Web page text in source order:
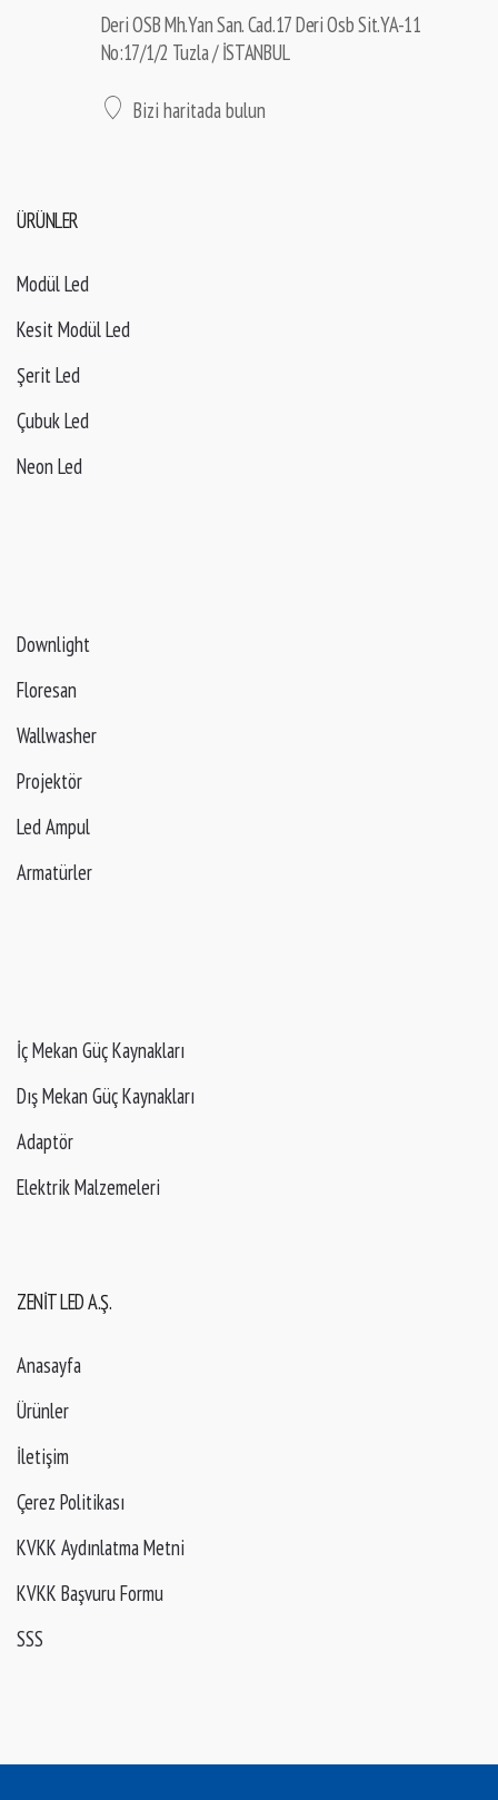
Deri OSB Mh.Yan San. Cad.17 Deri Osb Sit.YA-11
No:17/1/2 Tuzla / İSTANBUL
Bizi haritada bulun
ÜRÜNLER
Modül Led
Kesit Modül Led
Şerit Led
Çubuk Led
Neon Led
Downlight
Floresan
Wallwasher
Projektör
Led Ampul
Armatürler
İç Mekan Güç Kaynakları
Dış Mekan Güç Kaynakları
Adaptör
Elektrik Malzemeleri
ZENIT LED A.Ş.
Anasayfa
Ürünler
İletişim
Çerez Politikası
KVKK Aydınlatma Metni
KVKK Başvuru Formu
SSS